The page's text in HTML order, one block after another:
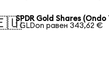
SPDR Gold Shares (Ondo
1 GLDon равен 343,62 €